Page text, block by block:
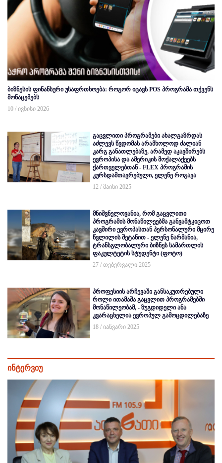
ბიზნესის ფინანსური უსაფრთხოება: როგორ იცავს POS პროგრამა თქვენს
მონაცემებს
10 / ივნისი 2026
გაცვლითი პროგრამები ახალგაზრდას
აძლევს წვდომას არამხოლოდ ძალიან
კარგ განათლებაზე, არამედ აკავშირებს
ევროპისა და ამერიკის მოქალაქეებს
ქართველებთან - FLEX პროგრამის
კურსდამთავრებული, ელენე როგავა
12 / მაისი 2025
მნიშვნელოვანია, რომ გაცვლითი
პროგრამის მონაწილეებმა განვამტკიცოთ
კავშირი ევროპასთან პერსონალური მცირე
წვლილის შეტანით - ელენე ნარმანია,
ტრანსგლობალური ბიზნეს სამართლის
ფაკულტეტის სტუდენტი (ფოტო)
27 / თებერვალი 2025
პროფესიის არჩევაში განსაკუთრებული
როლი ითამაშა გაცვლით პროგრამებში
მონაწილეობამ, - ზუგდიდელი ანა
კვარაცხელია ევროპულ გამოცდილებაზე
18 / იანვარი 2025
ინტერვიუ